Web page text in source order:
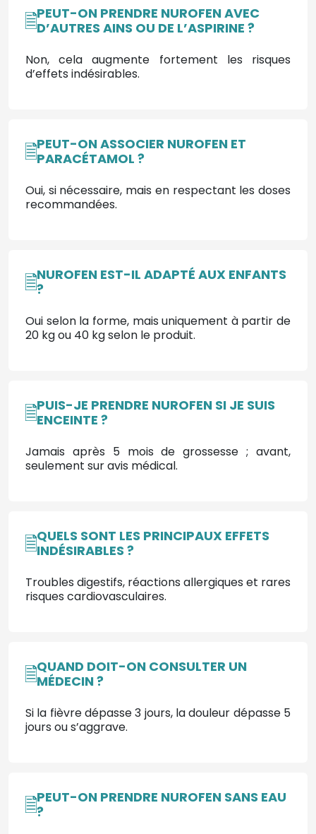
PEUT-ON PRENDRE NUROFEN AVEC
D’AUTRES AINS OU DE L’ASPIRINE ?
Non, cela augmente fortement les risques
d’effets indésirables.
PEUT-ON ASSOCIER NUROFEN ET
PARACÉTAMOL ?
Oui, si nécessaire, mais en respectant les doses
recommandées.
NUROFEN EST-IL ADAPTÉ AUX ENFANTS
?
Oui selon la forme, mais uniquement à partir de
20 kg ou 40 kg selon le produit.
PUIS-JE PRENDRE NUROFEN SI JE SUIS
ENCEINTE ?
Jamais après 5 mois de grossesse ; avant,
seulement sur avis médical.
QUELS SONT LES PRINCIPAUX EFFETS
INDÉSIRABLES ?
Troubles digestifs, réactions allergiques et rares
risques cardiovasculaires.
QUAND DOIT-ON CONSULTER UN
MÉDECIN ?
Si la fièvre dépasse 3 jours, la douleur dépasse 5
jours ou s’aggrave.
PEUT-ON PRENDRE NUROFEN SANS EAU
?